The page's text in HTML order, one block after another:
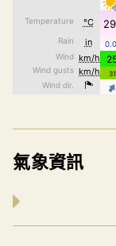
氣象資訊